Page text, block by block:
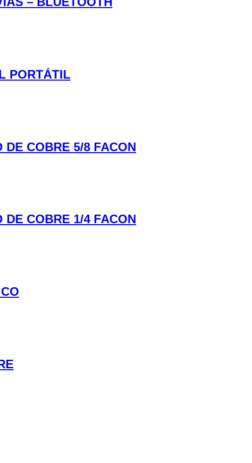
PORTÁTIL
DE COBRE 5/8 FACON
DE COBRE 1/4 FACON